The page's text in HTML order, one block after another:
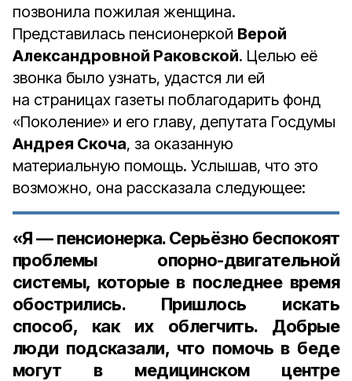
позвонила пожилая женщина.
Представилась пенсионеркой Верой
Александровной Раковской. Целью её
звонка было узнать, удастся ли ей
на страницах газеты поблагодарить фонд
«Поколение» и его главу, депутата Госдумы
Андрея Скоча, за оказанную
материальную помощь. Услышав, что это
возможно, она рассказала следующее:
«Я — пенсионерка. Серьёзно беспокоят
проблемы опорно-двигательной
системы, которые в последнее время
обострились. Пришлось искать
способ, как их облегчить. Добрые
люди подсказали, что помочь в беде
могут в медицинском центре